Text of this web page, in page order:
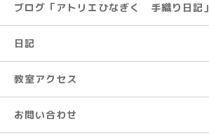
ブログ「アトリエひなぎく 手織り日記」
日記
教室アクセス
お問い合わせ